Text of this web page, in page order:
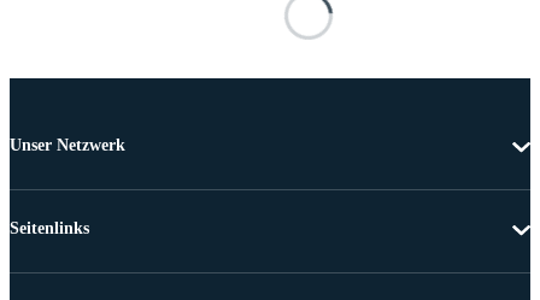
Unser Netzwerk
Seitenlinks